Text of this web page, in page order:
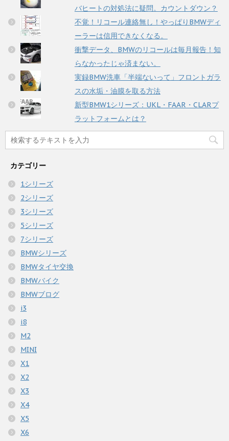
バヒートの対処法に疑問。カウントダウン？
不覚！リコール連絡無し！やっぱりBMWディ
ーラーは信用できなくなる。
衝撃データ、BMWのリコールは毎月報告！知
らなかったじゃ済まない。
実録BMW洗車「半端ないって」フロントガラ
スの水垢・油膜を取る方法
新型BMW1シリーズ：UKL・FAAR・CLARプ
ラットフォームとは？
カテゴリー
1シリーズ
2シリーズ
3シリーズ
5シリーズ
7シリーズ
BMWシリーズ
BMWタイヤ交換
BMWバイク
BMWブログ
i3
i8
M2
MINI
X1
X2
X3
X4
X5
X6